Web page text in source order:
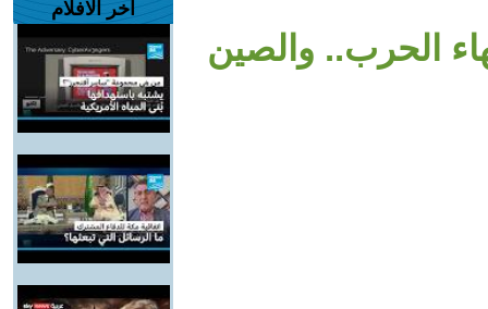
الحرب.. والصين
اخر الافلام